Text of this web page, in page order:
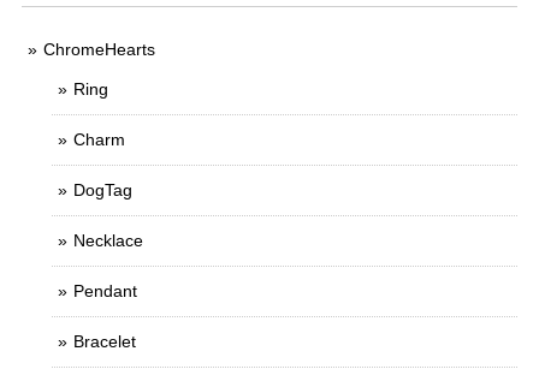
ChromeHearts
Ring
Charm
DogTag
Necklace
Pendant
Bracelet